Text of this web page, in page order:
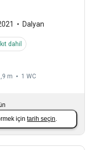
Dalyan
dahil
m 1 WC
içintarih seçin.